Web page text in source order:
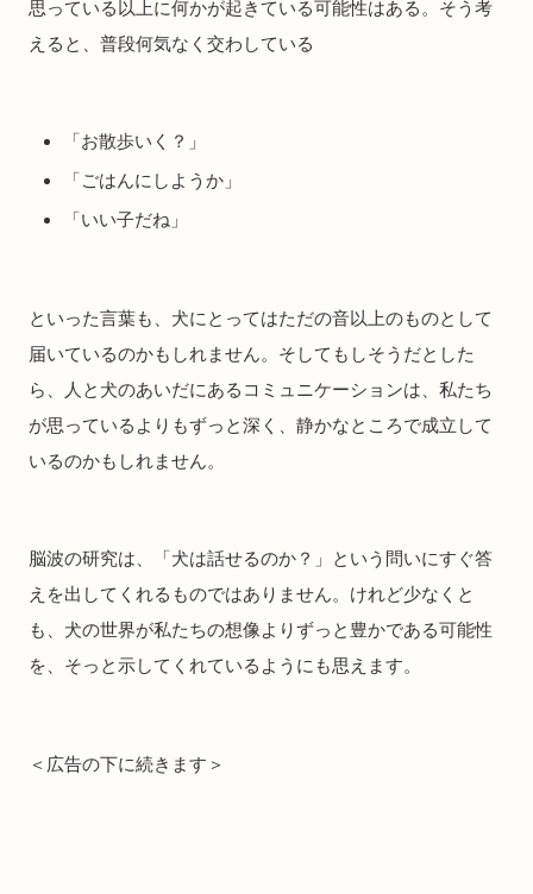
思っている以上に何かが起きている可能性はある。そう考
えると、普段何気なく交わしている
「お散歩いく？」
「ごはんにしようか」
「いい子だね」
といった言葉も、犬にとってはただの音以上のものとして
届いているのかもしれません。そしてもしそうだとした
ら、人と犬のあいだにあるコミュニケーションは、私たち
が思っているよりもずっと深く、静かなところで成立して
いるのかもしれません。
脳波の研究は、「犬は話せるのか？」という問いにすぐ答
えを出してくれるものではありません。けれど少なくと
も、犬の世界が私たちの想像よりずっと豊かである可能性
を、そっと示してくれているようにも思えます。
＜広告の下に続きます＞